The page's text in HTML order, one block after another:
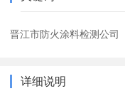
晋江市防火涂料检测公司
详细说明